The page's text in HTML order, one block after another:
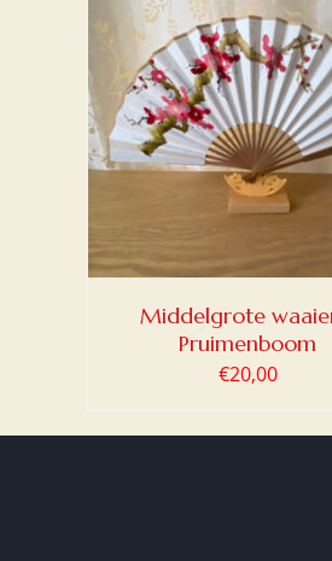
Middelgrote
Pruimenboom
€20,00
TOEVOEGEN AAN
/
DETAILS